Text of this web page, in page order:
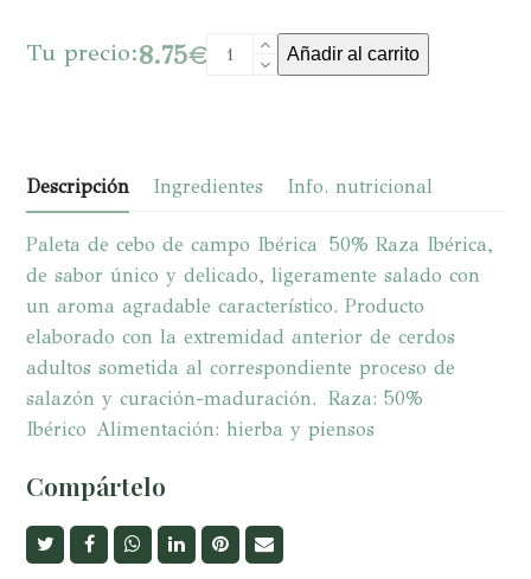
Tu precio:8.75€PALETA
RAZA
IBÉRICA
cantidad
Añadir al carrito
Descripción Ingredientes Info. nutricional
Paleta de cebo de campo Ibérica 50% Raza Ibérica,
de sabor único y delicado, ligeramente salado con
un aroma agradable característico. Producto
elaborado con la extremidad anterior de cerdos
adultos sometida al correspondiente proceso de
salazón y curación-maduración. Raza: 50%
Ibérico Alimentación: hierba y piensos
Compártelo
CompartirCompartir
whatsappCompartir
ShareShare